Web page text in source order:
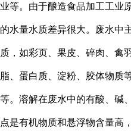
业等。由于酿造食品加工工业
的水量水质差异很大。废水中
质，如彩页、果皮、碎肉、禽
脂、蛋白质、淀粉、胶体物质
等。溶解在废水中的有酸、碱
点是有机物质和悬浮物含量高